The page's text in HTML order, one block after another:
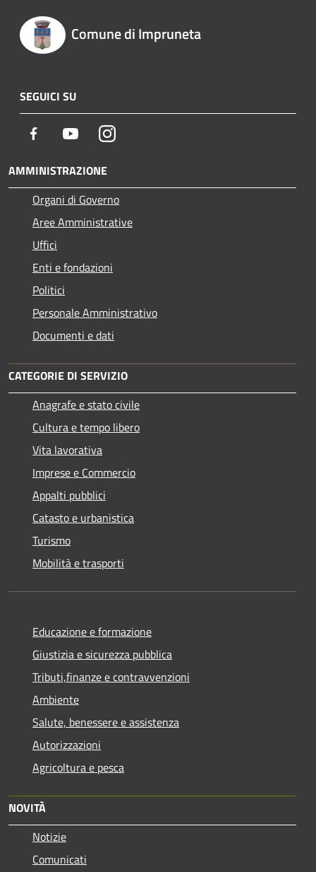
Comune di Impruneta
SEGUICI SU
Facebook YoutubeInstagram
AMMINISTRAZIONE
Organi di Governo
Aree Amministrative
Uffici
Enti e fondazioni
Politici
Personale Amministrativo
Documenti e dati
CATEGORIE DI SERVIZIO
Anagrafe e stato civile
Cultura e tempo libero
Vita lavorativa
Imprese e Commercio
Appalti pubblici
Catasto e urbanistica
Turismo
Mobilità e trasporti
Educazione e formazione
Giustizia e sicurezza pubblica
Tributi,finanze e contravvenzioni
Ambiente
Salute, benessere e assistenza
Autorizzazioni
Agricoltura e pesca
NOVITÀ
Notizie
Comunicati